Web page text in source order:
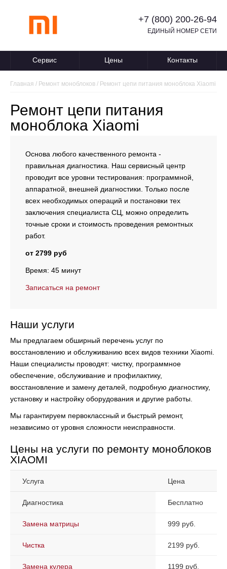
+7 (800) 200-26-94
ЕДИНЫЙ НОМЕР СЕТИ
Сервис Цены Контакты
Главная / Ремонт моноблоков / Ремонт цепи питания моноблока Xiaomi
Ремонт цепи питания
моноблока Xiaomi
Основа любого качественного ремонта -
правильная диагностика. Наш сервисный центр
проводит все уровни тестирования: программной,
аппаратной, внешней диагностики. Только после
всех необходимых операций и постановки тех
заключения специалиста СЦ, можно определить
точные сроки и стоимость проведения ремонтных
работ.
от 2799 руб
Время: 45 минут
Записаться на ремонт
Наши услуги
Мы предлагаем обширный перечень услуг по
восстановлению и обслуживанию всех видов техники Xiaomi.
Наши специалисты проводят: чистку, программное
обеспечение, обслуживание и профилактику,
восстановление и замену деталей, подробную диагностику,
установку и настройку оборудования и другие работы.
Мы гарантируем первоклассный и быстрый ремонт,
независимо от уровня сложности неисправности.
Цены на услуги по ремонту моноблоков
XIAOMI
Услуга Цена
Диагностика Бесплатно
Замена матрицы 999 руб.
Чистка 2199 руб.
Замена кулера 1199 руб.